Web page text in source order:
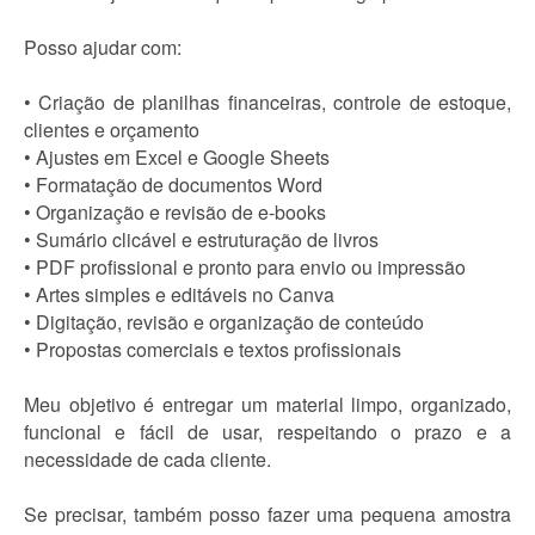
Posso ajudar com:
• Criação de planilhas financeiras, controle de estoque,
clientes e orçamento
• Ajustes em Excel e Google Sheets
• Formatação de documentos Word
• Organização e revisão de e-books
• Sumário clicável e estruturação de livros
• PDF profissional e pronto para envio ou impressão
• Artes simples e editáveis no Canva
• Digitação, revisão e organização de conteúdo
• Propostas comerciais e textos profissionais
Meu objetivo é entregar um material limpo, organizado,
funcional e fácil de usar, respeitando o prazo e a
necessidade de cada cliente.
Se precisar, também posso fazer uma pequena amostra